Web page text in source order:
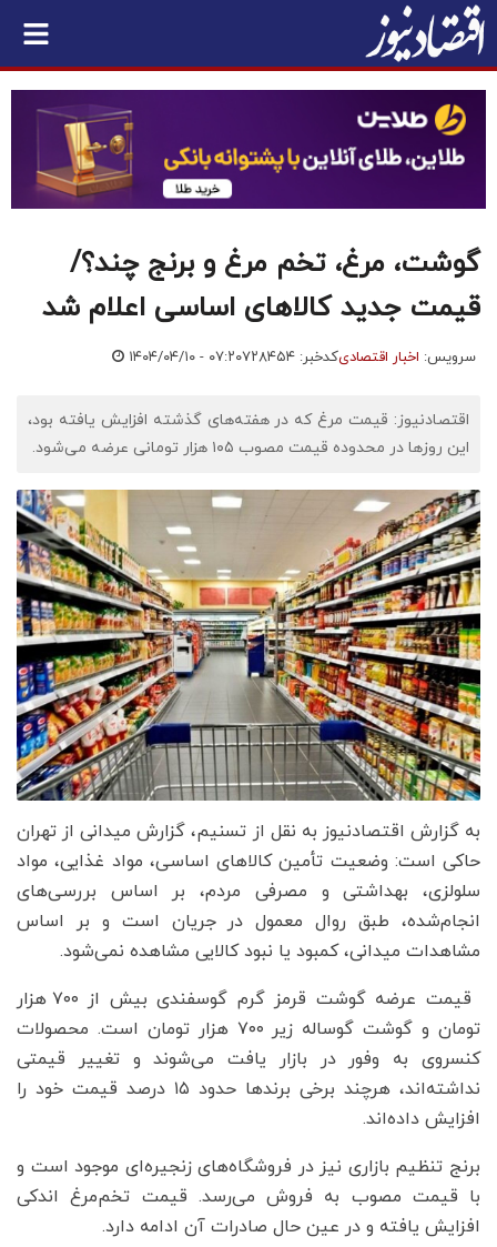
گوشت، مرغ، تخم مرغ و برنج چند؟/
قیمت جدید کالاهای اساسی اعلام شد
سرویس: اخبار اقتصادیکدخبر: ۷۲۸۴۵۴ ۱۴۰۴/۰۴/۱۰ - ۰۷:۲۰
اقتصادنیوز: ​قیمت مرغ که در هفته‌های گذشته افزایش یافته بود،
این روزها در محدوده قیمت مصوب ۱۰۵ هزار تومانی عرضه می‌شود.
به گزارش اقتصادنیوز به نقل از تسنیم، گزارش میدانی از تهران
حاکی است: وضعیت تأمین کالاهای اساسی، مواد غذایی، مواد
سلولزی، بهداشتی و مصرفی مردم، بر اساس بررسی‌های
انجام‌شده، طبق روال معمول در جریان است و بر اساس
مشاهدات میدانی، کمبود یا نبود کالایی مشاهده نمی‌شود.
قیمت عرضه گوشت قرمز گرم گوسفندی بیش از ۷۰۰ هزار
تومان و گوشت گوساله زیر ۷۰۰ هزار تومان است. محصولات
کنسروی به وفور در بازار یافت می‌شوند و تغییر قیمتی
نداشته‌اند، هرچند برخی برندها حدود ۱۵ درصد قیمت خود را
افزایش داده‌اند.
برنج تنظیم بازاری نیز در فروشگاه‌های زنجیره‌ای موجود است و
با قیمت مصوب به فروش می‌رسد. قیمت تخم‌مرغ اندکی
افزایش یافته و در عین حال صادرات آن ادامه دارد.